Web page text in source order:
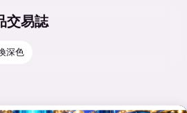
交易誌
深色